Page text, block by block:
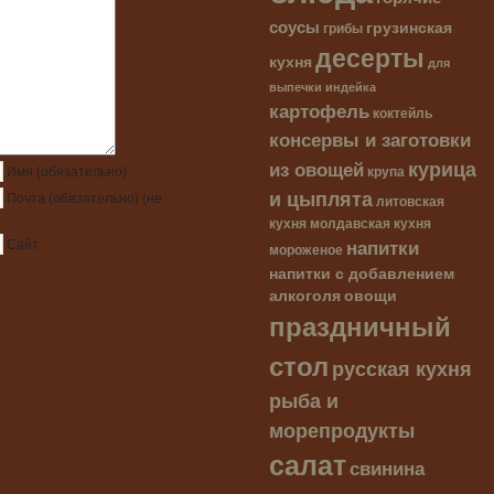
Имя (обязательно)
Почта (обязательно) (не
Сайт
соусы грибы грузинская
кухня десерты для
выпечки индейка
картофель коктейль
консервы и заготовки
из овощей крупа курица
и цыпляталитовская
кухня молдавская кухня
мороженое напитки
напитки с добавлением
алкоголя овощи
праздничный
столрусская кухня
рыба и
морепродукты
салатсвинина